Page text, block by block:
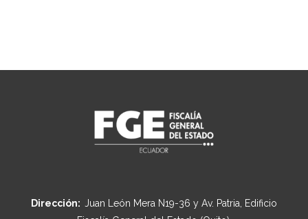
Dirección: Juan León Mera N19-36 y Av. Patria, Edificio